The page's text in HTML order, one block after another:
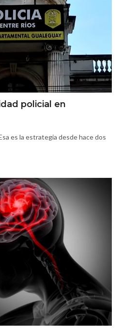
policial en
es la estrategia desde hace dos